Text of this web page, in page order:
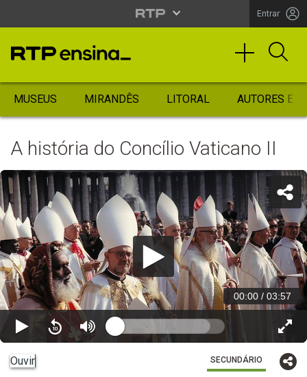
Entrar
MUSEUS MIRANDÊS LITORAL AUTORES
A história do Concílio Vaticano II
00:00 / 03:57
Ouvir SECUNDÁRIO